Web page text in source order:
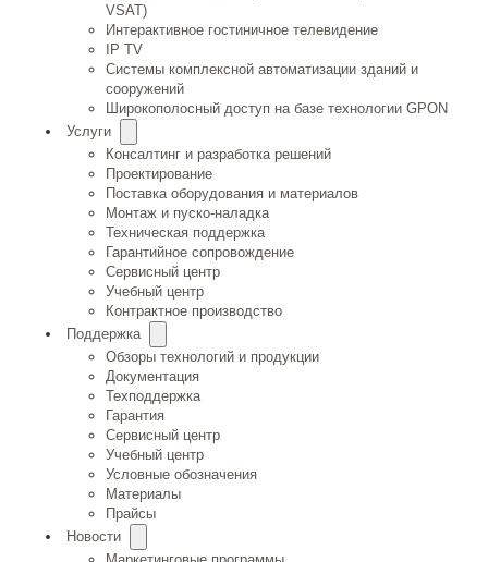
VSAT)
Интерактивное гостиничное телевидение
IP TV
Системы комплексной автоматизации зданий и
сооружений
Широкополосный доступ на базе технологии GPON
Услуги
Консалтинг и разработка решений
Проектирование
Поставка оборудования и материалов
Монтаж и пуско-наладка
Техническая поддержка
Гарантийное сопровождение
Сервисный центр
Учебный центр
Контрактное производство
Поддержка
Обзоры технологий и продукции
Документация
Техподдержка
Гарантия
Сервисный центр
Учебный центр
Условные обозначения
Материалы
Прайсы
Новости